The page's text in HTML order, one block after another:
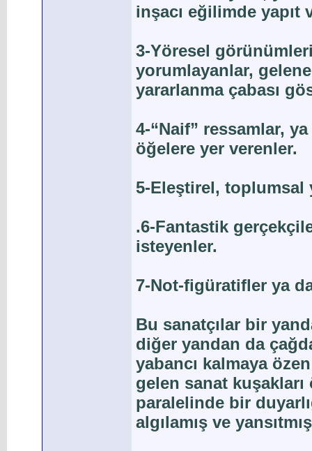
inşacı eğilimde yapıt
3-Yöresel
yorumlayanlar,
yararlanma çabası
4-“Naif” ressamlar,
öğelere yer verenler.
5-Eleştirel, toplumsal
.6-Fantastik
isteyenler.
7-Not-figüratifler ya
Bu sanatçılar bir
diğer yandan da
yabancı kalmaya
gelen sanat kuşakları
paralelinde bir
algılamış ve